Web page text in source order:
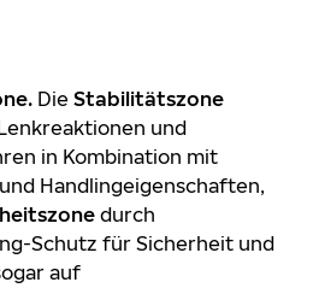
Die Stabilitätszone
und
in Kombination mit
Handlingeigenschaften,
durch
Schutz für Sicherheit und
auf